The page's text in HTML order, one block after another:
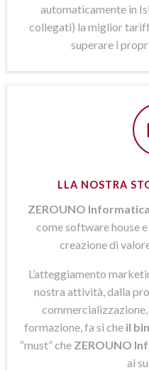
automaticamente in
collegati) la miglior
superare i
LLA NOSTRA
ZEROUNO Informatica
come software house
creazione di
L’atteggiamento
nostra attività, dalla
commercializzazione,
formazione, fa si che il
“must” che ZEROUNO
ai